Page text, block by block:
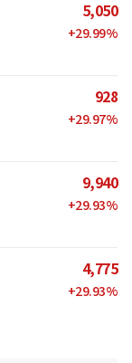
5,050
+29.99%
928
+29.97%
9,940
+29.93%
4,775
+29.93%